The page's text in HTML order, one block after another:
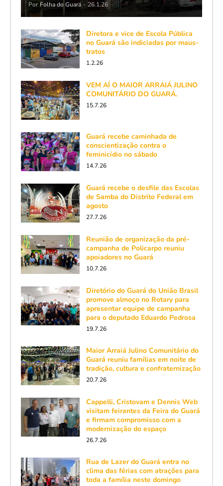
Por Folha do Guará - 26.1.26
Diretora e vice de Escola Pública
no Guará são indiciadas por maus-
tratos
1.2.26
VEM AÍ O MAIOR ARRAIÁ JULINO
COMUNITÁRIO DO GUARÁ.
15.7.26
Guará recebe caminhada de
conscientização contra o
feminicídio no sábado
14.7.26
Guará recebe o desfile das Escolas
de Samba do Distrito Federal em
agosto
27.7.26
Reunião de organização da pré-
campanha de Policarpo reuniu
apoiadores no Guará
10.7.26
Diretório do Guará do União Brasil
promove almoço no Rotary para
apresentar equipe de campanha
para o deputado Eduardo Pedrosa
19.7.26
Maior Arraiá Julino Comunitário do
Guará reuniu famílias em noite de
tradição, cultura e confraternização
20.7.26
Cappelli, Cristovam e Dennis Web
visitam feirantes da Feira do Guará
e firmam compromisso com a
modernização do espaço
26.7.26
Rua de Lazer do Guará entra no
clima das férias com atrações para
toda a família neste domingo